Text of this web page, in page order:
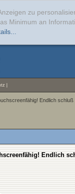
zu
Minimum an
|
Endlich schluß
Endlich